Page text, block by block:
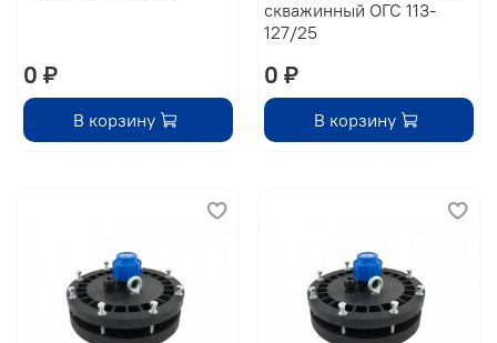
0 ₽
В корзину
скважинный ОГС 113-
127/25
0 ₽
В корзину